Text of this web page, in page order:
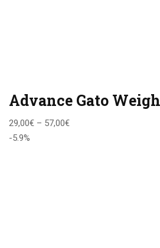
Advance Gato
29,00€ – 57,00€
-5.9%